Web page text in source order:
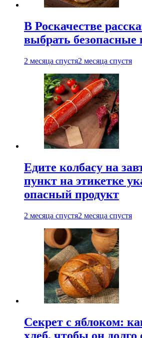
В Роскачестве
выбрать безопасные
2 месяца спустя2 месяца спустя
Едите колбасу на
пункт на этикетке
опасный продукт
2 месяца спустя2 месяца спустя
Секрет с яблоком:
хлеб, чтобы он долго